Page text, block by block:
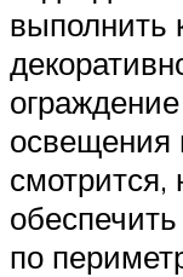
выполнить
освещения
смотрится,
по